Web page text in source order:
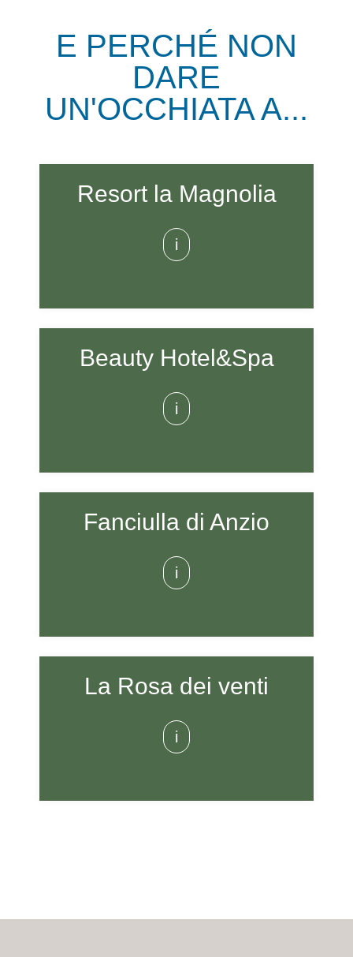
E PERCHÉ NON
DARE
UN'OCCHIATA A...
Resort la Magnolia
i
Beauty Hotel&Spa
i
Fanciulla di Anzio
i
La Rosa dei venti
i